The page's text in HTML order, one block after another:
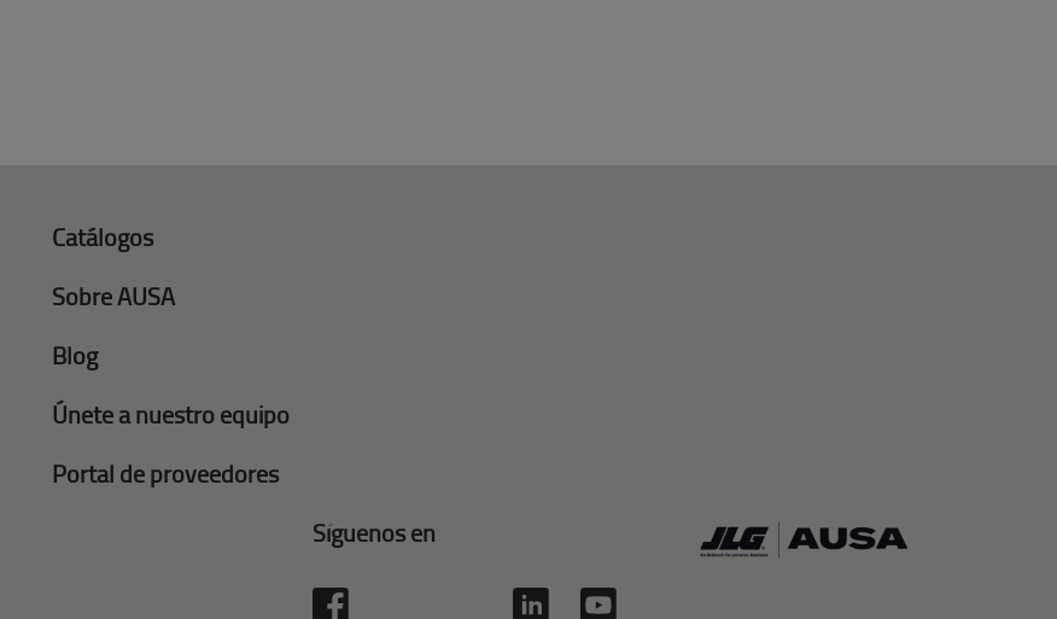
Catálogos
Sobre AUSA
Blog
Únete a nuestro equipo
Portal de proveedores
Síguenos en